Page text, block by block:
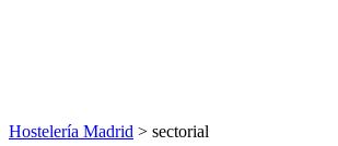
Hostelería Madrid > sectorial